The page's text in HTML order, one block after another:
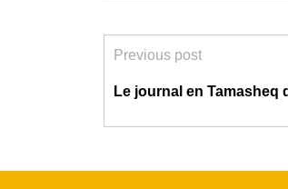
Previous post
Le journal en Tamasheq